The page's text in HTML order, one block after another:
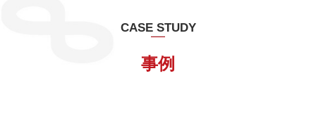
CASE STUDY
事例